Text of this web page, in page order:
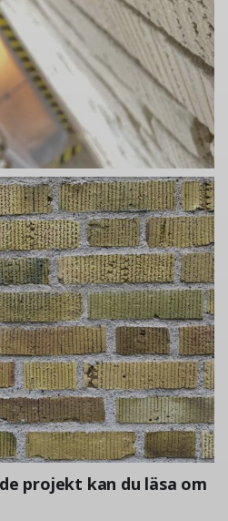
projekt kan du läsa om